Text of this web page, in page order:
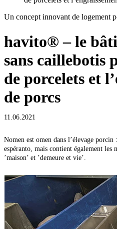
Un concept innovant de logement
havito® – le
sans caillebotis
de porcelets et
de porcs
11.06.2021
Nomen est omen dans l’élevage
espéranto, mais contient également les
’maison’ et ’demeure et vie’.